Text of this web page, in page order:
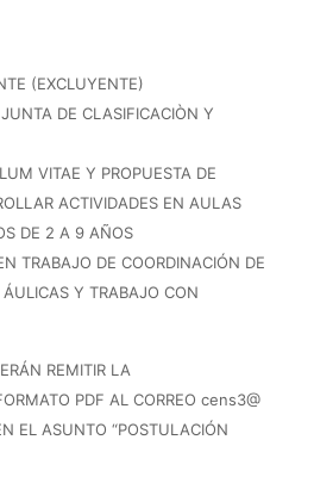
(EXCLUYENTE)
DE CLASIFICACIÒN Y
VITAE Y PROPUESTA DE
ACTIVIDADES EN AULAS
DE 2 A 9 AÑOS
TRABAJO DE COORDINACIÓN DE
Y TRABAJO CON
REMITIR LA
PDF AL CORREO cens3@
EL ASUNTO “POSTULACIÓN